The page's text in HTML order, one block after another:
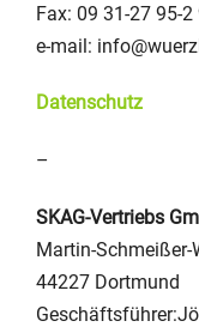
Fax: 09 31-27 95-2
e-mail:
Datenschutz
–
SKAG-Vertriebs
Martin-Schmeißer-
44227 Dortmund